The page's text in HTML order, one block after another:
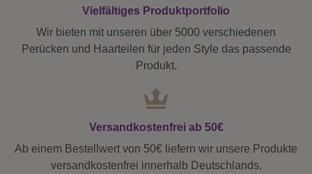
Vielfältiges Produktportfolio
Wir bieten mit unseren über 5000 verschiedenen
Perücken und Haarteilen für jeden Style das passende
Produkt.
Versandkostenfrei ab 50€
Ab einem Bestellwert von 50€ liefern wir unsere Produkte
versandkostenfrei innerhalb Deutschlands.